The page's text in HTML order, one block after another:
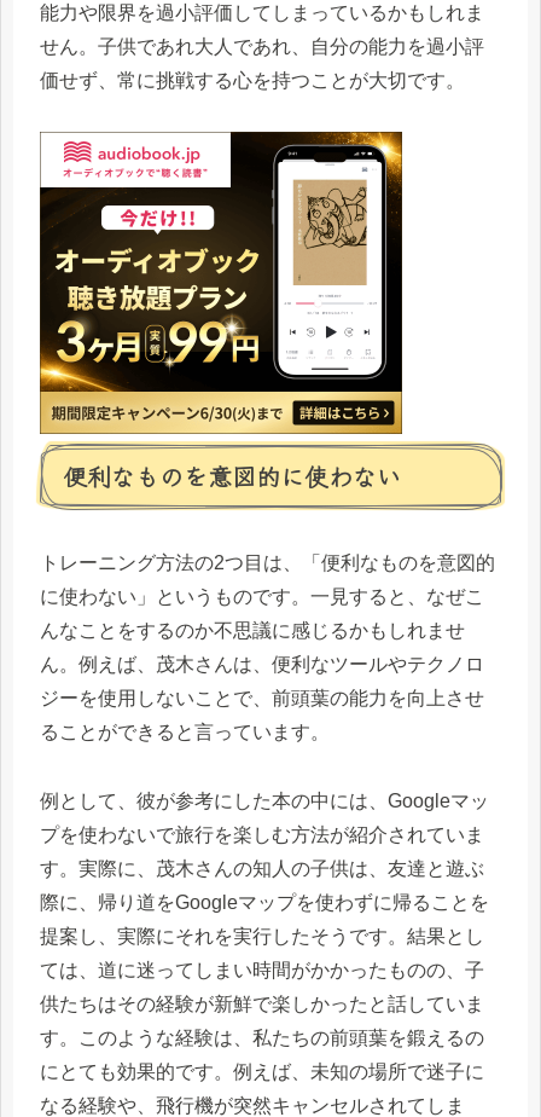
能力や限界を過小評価してしまっているかもしれま
せん。子供であれ大人であれ、自分の能力を過小評
価せず、常に挑戦する心を持つことが大切です。
便利なものを意図的に使わない
トレーニング方法の2つ目は、「便利なものを意図的
に使わない」というものです。一見すると、なぜこ
んなことをするのか不思議に感じるかもしれませ
ん。例えば、茂木さんは、便利なツールやテクノロ
ジーを使用しないことで、前頭葉の能力を向上させ
ることができると言っています。
例として、彼が参考にした本の中には、Googleマッ
プを使わないで旅行を楽しむ方法が紹介されていま
す。実際に、茂木さんの知人の子供は、友達と遊ぶ
際に、帰り道をGoogleマップを使わずに帰ることを
提案し、実際にそれを実行したそうです。結果とし
ては、道に迷ってしまい時間がかかったものの、子
供たちはその経験が新鮮で楽しかったと話していま
す。このような経験は、私たちの前頭葉を鍛えるの
にとても効果的です。例えば、未知の場所で迷子に
なる経験や、飛行機が突然キャンセルされてしま